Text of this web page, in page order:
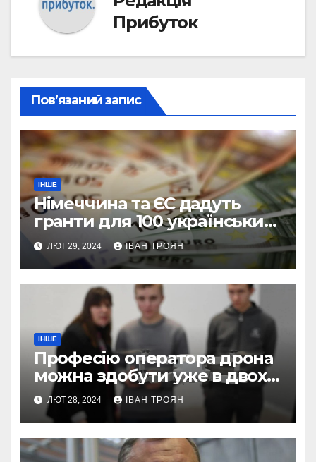
Прибуток
Пов’язаний запис
ІНШЕ
Німеччина та ЄС дадуть
гранти для 100 українських
підприємств
ЛЮТ 29, 2024 ІВАН ТРОЯН
ІНШЕ
Професію оператора дрона
можна здобути уже в двох
профтехах Львівщини
ЛЮТ 28, 2024 ІВАН ТРОЯН